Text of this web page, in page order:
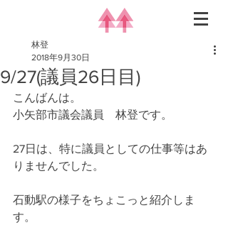
9/27(議員26日目)
林登
2018年9月30日
こんばんは。
小矢部市議会議員　林登です。
27日は、特に議員としての仕事等はあ
りませんでした。
石動駅の様子をちょこっと紹介しま
す。